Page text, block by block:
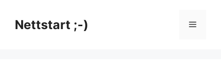
innholdNettstart ;-) Meny